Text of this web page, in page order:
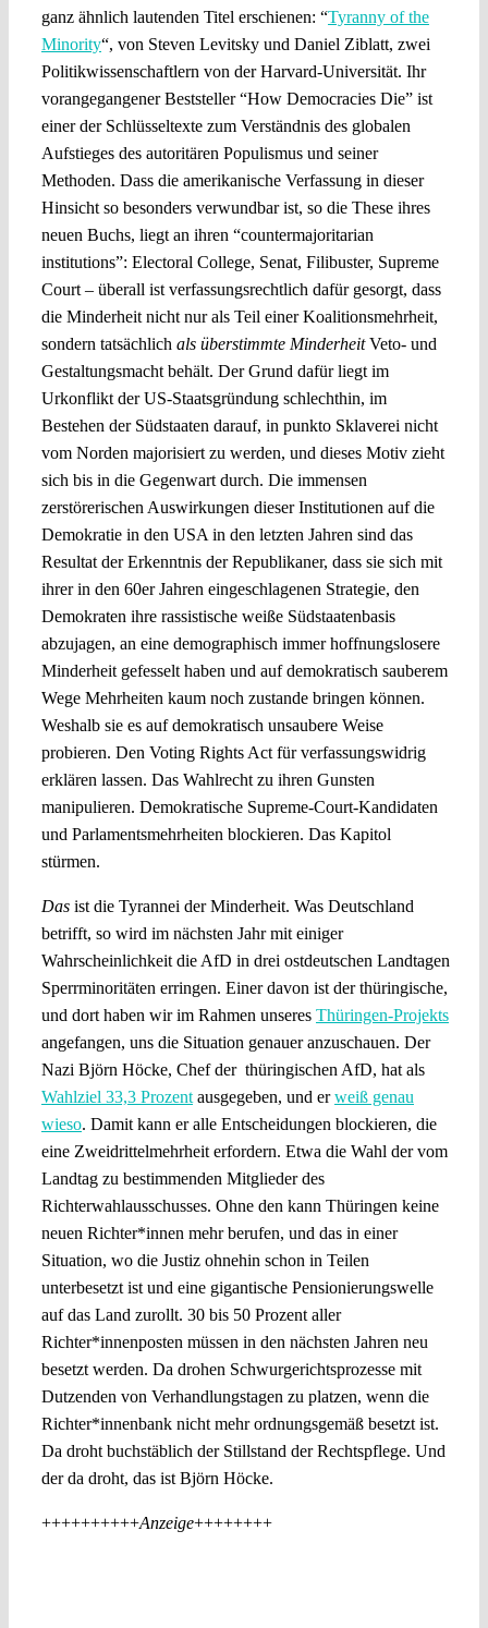
ganz ähnlich lautenden Titel erschienen: “Tyranny of the
Minority“, von Steven Levitsky und Daniel Ziblatt, zwei
Politikwissenschaftlern von der Harvard-Universität. Ihr
vorangegangener Beststeller “How Democracies Die” ist
einer der Schlüsseltexte zum Verständnis des globalen
Aufstieges des autoritären Populismus und seiner
Methoden. Dass die amerikanische Verfassung in dieser
Hinsicht so besonders verwundbar ist, so die These ihres
neuen Buchs, liegt an ihren “countermajoritarian
institutions”: Electoral College, Senat, Filibuster, Supreme
Court – überall ist verfassungsrechtlich dafür gesorgt, dass
die Minderheit nicht nur als Teil einer Koalitionsmehrheit,
sondern tatsächlich als überstimmte MinderheitVeto- und
Gestaltungsmacht behält. Der Grund dafür liegt im
Urkonflikt der US-Staatsgründung schlechthin, im
Bestehen der Südstaaten darauf, in punkto Sklaverei nicht
vom Norden majorisiert zu werden, und dieses Motiv zieht
sich bis in die Gegenwart durch. Die immensen
zerstörerischen Auswirkungen dieser Institutionen auf die
Demokratie in den USA in den letzten Jahren sind das
Resultat der Erkenntnis der Republikaner, dass sie sich mit
ihrer in den 60er Jahren eingeschlagenen Strategie, den
Demokraten ihre rassistische weiße Südstaatenbasis
abzujagen, an eine demographisch immer hoffnungslosere
Minderheit gefesselt haben und auf demokratisch sauberem
Wege Mehrheiten kaum noch zustande bringen können.
Weshalb sie es auf demokratisch unsaubere Weise
probieren. Den Voting Rights Act für verfassungswidrig
erklären lassen. Das Wahlrecht zu ihren Gunsten
manipulieren. Demokratische Supreme-Court-Kandidaten
und Parlamentsmehrheiten blockieren. Das Kapitol
stürmen.
Dasist die Tyrannei der Minderheit. Was Deutschland
betrifft, so wird im nächsten Jahr mit einiger
Wahrscheinlichkeit die AfD in drei ostdeutschen Landtagen
Sperrminoritäten erringen. Einer davon ist der thüringische,
und dort haben wir im Rahmen unseres Thüringen-Projekts
angefangen, uns die Situation genauer anzuschauen. Der
Nazi Björn Höcke, Chef der thüringischen AfD, hat als
Wahlziel 33,3 Prozentausgegeben, und erweiß genau
wieso. Damit kann er alle Entscheidungen blockieren, die
eine Zweidrittelmehrheit erfordern. Etwa die Wahl der vom
Landtag zu bestimmenden Mitglieder des
Richterwahlausschusses. Ohne den kann Thüringen keine
neuen Richter*innen mehr berufen, und das in einer
Situation, wo die Justiz ohnehin schon in Teilen
unterbesetzt ist und eine gigantische Pensionierungswelle
auf das Land zurollt. 30 bis 50 Prozent aller
Richter*innenposten müssen in den nächsten Jahren neu
besetzt werden. Da drohen Schwurgerichtsprozesse mit
Dutzenden von Verhandlungstagen zu platzen, wenn die
Richter*innenbank nicht mehr ordnungsgemäß besetzt ist.
Da droht buchstäblich der Stillstand der Rechtspflege. Und
der da droht, das ist Björn Höcke.
++++++++++Anzeige++++++++